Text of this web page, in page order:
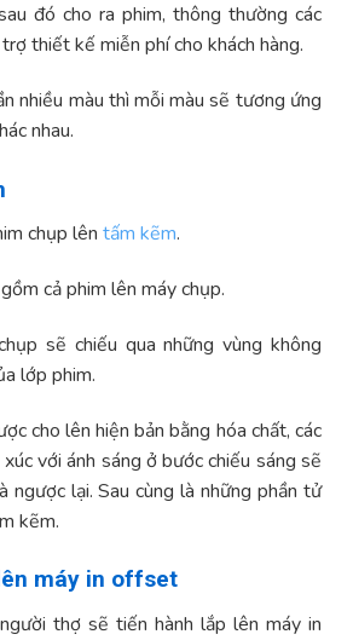
đó cho ra phim, thông thường các
thiết kế miễn phí cho khách hàng.
nhiều màu thì mỗi màu sẽ tương ứng
nhau.
chụp lêntấm kẽm.
cả phim lên máy chụp.
sẽ chiếu qua những vùng không
lớp phim.
cho lên hiện bản bằng hóa chất, các
với ánh sáng ở bước chiếu sáng sẽ
ngược lại. Sau cùng là những phần tử
kẽm.
máy in offset
thợ sẽ tiến hành lắp lên máy in